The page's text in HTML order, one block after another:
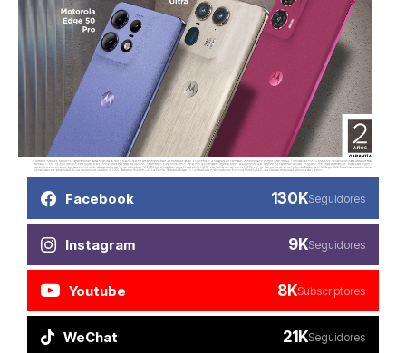
Facebook 130KSeguidores
Instagram 9KSeguidores
Youtube 8KSubscriptores
WeChat 21KSeguidores